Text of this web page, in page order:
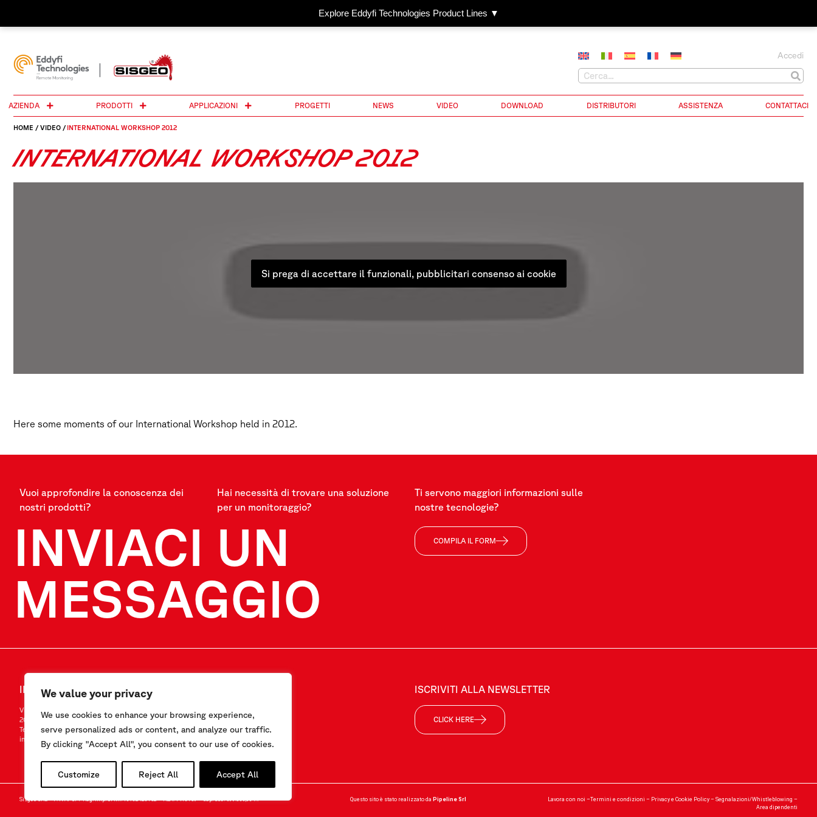
We value your privacy
We use cookies to enhance your browsing experience,
serve personalized ads or content, and analyze our traffic.
By clicking "Accept All", you consent to our use of cookies.
Customize Reject All Accept All
Explore Eddyfi Technologies Product Lines ▼
Accedi
AZIENDA PRODOTTI APPLICAZIONI PROGETTI NEWS VIDEO DOWNLOAD DISTRIBUTORI ASSISTENZA CONTATTACI
HOME / VIDEO / INTERNATIONAL WORKSHOP 2012
INTERNATIONAL WORKSHOP 2012
Si prega di accettare il funzionali, pubblicitari consenso ai cookie
Here some moments of our International Workshop held in 2012.
Vuoi approfondire la conoscenza dei
nostri prodotti?
Hai necessità di trovare una soluzione
per un monitoraggio?
Ti servono maggiori informazioni sulle
nostre tecnologie?
INVIACI UN
MESSAGGIO
COMPILA IL FORM
INVIACI UN MESSAGGIO
Via F.Serpero 4/F1
20060 Masate (MI) – Italy
Tel.
+39-02.95.76.41.30
info@sisgeo.com
Instagram
YouTube
ISCRIVITI ALLA NEWSLETTER
CLICK HERE
Sisgeo SRL – P. IVA/ CF / Reg. Imp. di MI: 10732420152 – REA: 1413159 – Cap. Soc. €99.000,00 i.v Questo sito è stato realizzato da Pipeline Srl Lavora con noi –Termini e condizioni – Privacy e Cookie Policy– Segnalazioni/Whistleblowing –
Area dipendenti